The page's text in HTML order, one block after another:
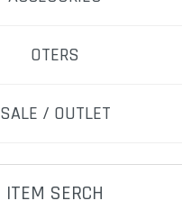
OTERS
SALE / OUTLET
ITEM SERCH